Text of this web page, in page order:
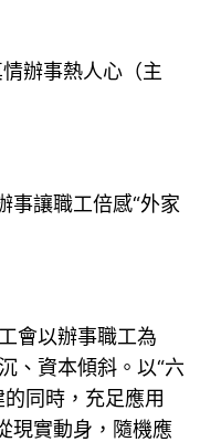
辦事熱人心（主
讓職工倍感“外家
會以辦事職工為
、資本傾斜。以“六
同時，充足應用
現實動身，隨機應